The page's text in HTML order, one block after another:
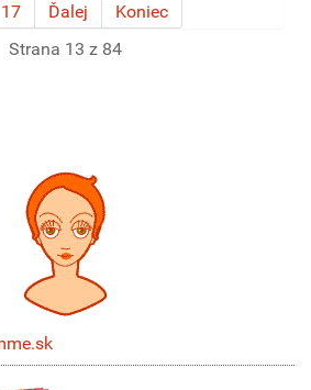
17 Ďalej
Koniec
Strana 13 z 84